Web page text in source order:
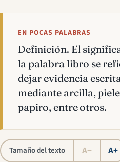
EN POCAS PALABRAS
Definición. El
la palabra libro se
dejar evidencia
mediante arcilla,
papiro, entre otros.
Tamaño del texto A− A+